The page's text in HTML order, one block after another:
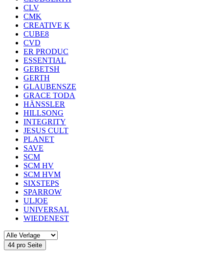
CLV
CMK
CREATIVE K
CUBE8
CVD
ER PRODUC
ESSENTIAL
GEBETSH
GERTH
GLAUBENSZE
GRACE TODA
HÄNSSLER
HILLSONG
INTEGRITY
JESUS CULT
PLANET
SAVE
SCM
SCM HV
SCM HVM
SIXSTEPS
SPARROW
ULJOE
UNIVERSAL
WIEDENEST
44 pro Seite